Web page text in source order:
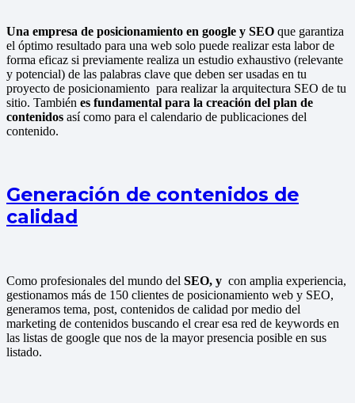
Una empresa de posicionamiento en google y SEO que garantiza
el óptimo resultado para una web solo puede realizar esta labor de
forma eficaz si previamente realiza un estudio exhaustivo (relevante
y potencial) de las palabras clave que deben ser usadas en tu
proyecto de posicionamiento para realizar la arquitectura SEO de tu
sitio. También es fundamental para la creación del plan de
contenidos así como para el calendario de publicaciones del
contenido.
Generación de contenidos de
calidad
Como profesionales del mundo del SEO, y con amplia experiencia,
gestionamos más de 150 clientes de posicionamiento web y SEO,
generamos tema, post, contenidos de calidad por medio del
marketing de contenidos buscando el crear esa red de keywords en
las listas de google que nos de la mayor presencia posible en sus
listado.